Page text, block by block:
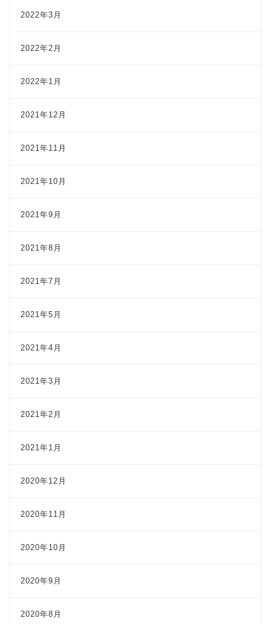
2022年3月
2022年2月
2022年1月
2021年12月
2021年11月
2021年10月
2021年9月
2021年8月
2021年7月
2021年5月
2021年4月
2021年3月
2021年2月
2021年1月
2020年12月
2020年11月
2020年10月
2020年9月
2020年8月